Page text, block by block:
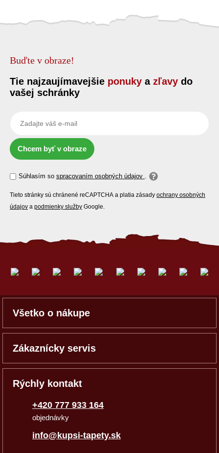
Buďte v obraze!
Tie najzaujímavejšie ponuky a zľavy do
vašej schránky
Chcem byť v obraze
Súhlasím so spracovaním osobných údajov .
Tieto stránky sú chránené reCAPTCHA a platia zásady ochrany osobných
údajov a podmienky služby Google.
Všetko o nákupe
Zákaznícky servis
Rýchly kontakt
+420 777 933 164
objednávky
info@kupsi-tapety.sk